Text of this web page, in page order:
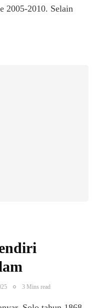
2005-2010. Selain
3 Mins read